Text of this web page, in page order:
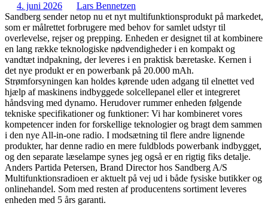
4. juni 2026
Lars Bennetzen
Sandberg sender netop nu et nyt multifunktionsprodukt på markedet,
som er målrettet forbrugere med behov for samlet udstyr til
overlevelse, rejser og prepping. Enheden er designet til at kombinere
en lang række teknologiske nødvendigheder i en kompakt og
vandtæt indpakning, der leveres i en praktisk bæretaske. Kernen i
det nye produkt er en powerbank på 20.000 mAh.
Strømforsyningen kan holdes kørende uden adgang til elnettet ved
hjælp af maskinens indbyggede solcellepanel eller et integreret
håndsving med dynamo. Herudover rummer enheden følgende
tekniske specifikationer og funktioner: Vi har kombineret vores
kompetencer inden for forskellige teknologier og bragt dem sammen
i den nye All-in-one radio. I modsætning til flere andre lignende
produkter, har denne radio en mere fuldblods powerbank indbygget,
og den separate læselampe synes jeg også er en rigtig fiks detalje.
Anders Partida Petersen, Brand Director hos Sandberg A/S
Multifunktionsradioen er aktuelt på vej ud i både fysiske butikker og
onlinehandel. Som med resten af producentens sortiment leveres
enheden med 5 års garanti.